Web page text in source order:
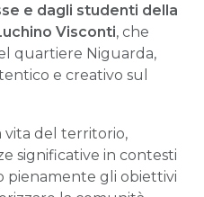
e dagli studenti della
Visconti, che
quartiere Niguarda,
e creativo sul
vita del territorio,
significative in contesti
pienamente gli obiettivi